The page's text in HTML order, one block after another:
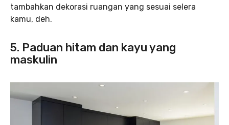
tambahkan dekorasi ruangan yang sesuai selera
kamu, deh.
5. Paduan hitam dan kayu yang
maskulin